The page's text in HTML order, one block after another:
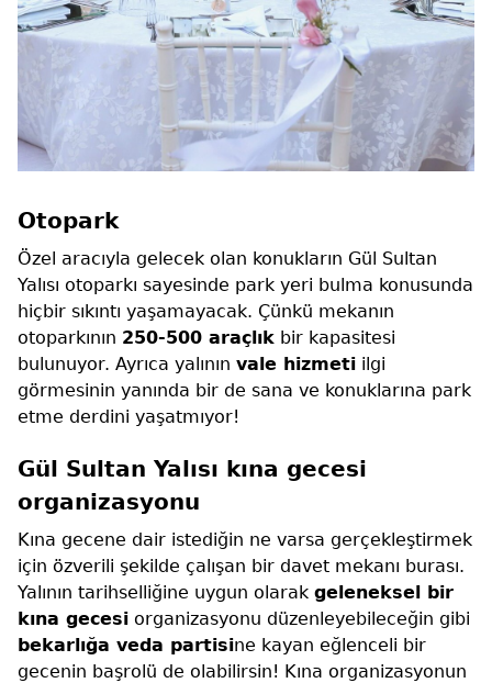
Otopark
Özel aracıyla gelecek olan konukların Gül Sultan
Yalısı otoparkı sayesinde park yeri bulma konusunda
hiçbir sıkıntı yaşamayacak. Çünkü mekanın
otoparkının 250-500 araçlık bir kapasitesi
bulunuyor. Ayrıca yalının vale hizmeti ilgi
görmesinin yanında bir de sana ve konuklarına park
etme derdini yaşatmıyor!
Gül Sultan Yalısı kına gecesi
organizasyonu
Kına gecene dair istediğin ne varsa gerçekleştirmek
için özverili şekilde çalışan bir davet mekanı burası.
Yalının tarihselliğine uygun olarak geleneksel bir
kına gecesi organizasyonu düzenleyebileceğin gibi
bekarlığa veda partisine kayan eğlenceli bir
gecenin başrolü de olabilirsin! Kına organizasyonun